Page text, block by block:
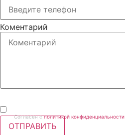
Коментарий
Согласен с политикой конфиденциальности
ОТПРАВИТЬ